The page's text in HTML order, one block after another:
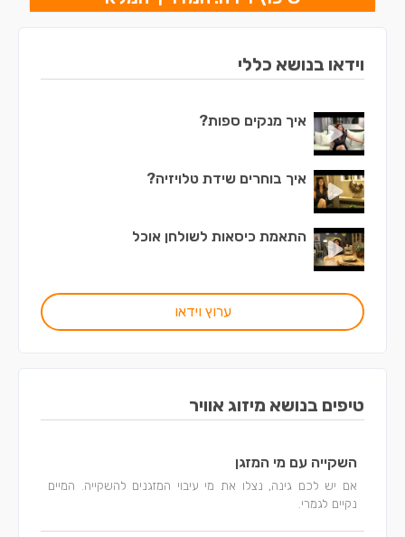
וידאו בנושא כללי
איך מנקים ספות?
איך בוחרים שידת טלויזיה?
התאמת כיסאות לשולחן אוכל
ערוץ וידאו
טיפים בנושא מיזוג אוויר
השקייה עם מי המזגן
אם יש לכם גינה, נצלו את מי עיבוי המזגנים להשקייה. המיים
נקיים לגמרי.